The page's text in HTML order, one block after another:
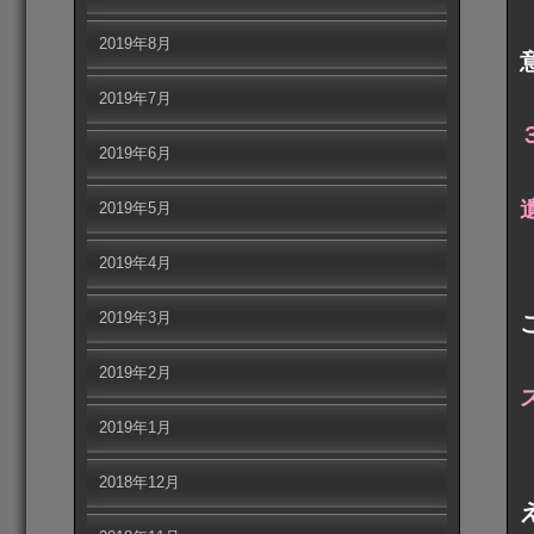
2019年8月
2019年7月
2019年6月
2019年5月
2019年4月
2019年3月
2019年2月
2019年1月
2018年12月